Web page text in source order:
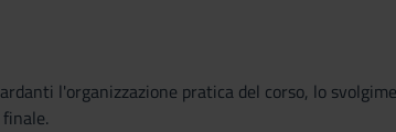
l'organizzazione pratica del corso, lo